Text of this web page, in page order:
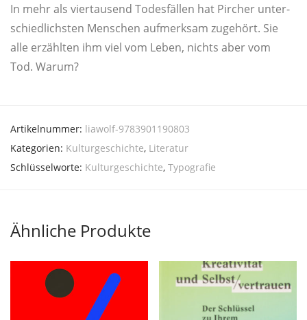
In mehr als vier­tau­send Todes­fäl­len hat Pir­cher unter­
schied­lichs­ten Men­schen auf­merk­sam zuge­hört. Sie
alle erzähl­ten ihm viel vom Leben, nichts aber vom
Tod. Warum?
Artikelnummer: liawolf-9783901190803
Kategorien: Kulturgeschichte, Literatur
Schlüsselworte: Kulturgeschichte, Typografie
Ähnliche Produkte